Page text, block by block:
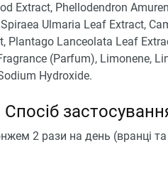
Extract, Phellodendron
Ulmaria Leaf Extract,
Plantago Lanceolata Leaf
(Parfum), Limonene,
Hydroxide.
Спосіб
2 рази на день (вранці та